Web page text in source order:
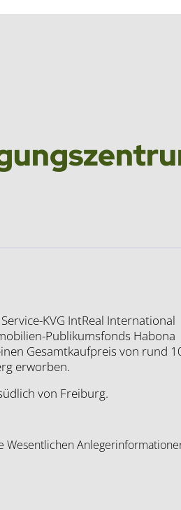
KVG Int­Re­al Inter­na­tio­nal
Publi­kums­fonds Hab­o­na
Gesamt­kauf­preis von rund
erwor­ben.
von Frei­burg.
Wesentlichen